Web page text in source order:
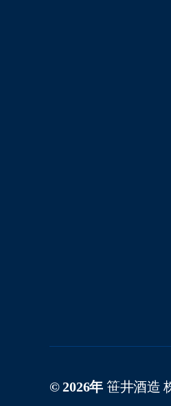
© 2026年 笹井酒造